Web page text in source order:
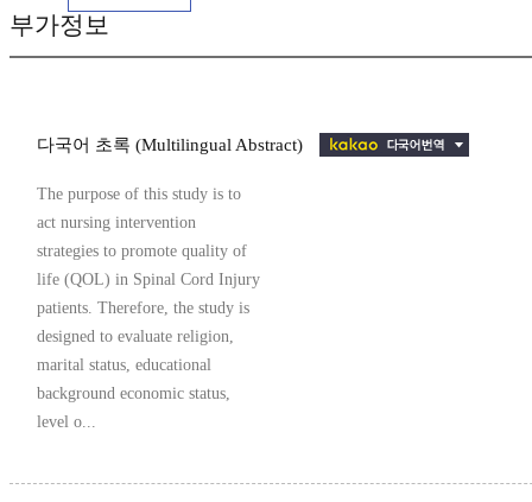
부가정보
다국어 초록 (Multilingual Abstract)
The purpose of this study is to
act nursing intervention
strategies to promote quality of
life (QOL) in Spinal Cord Injury
patients. Therefore, the study is
designed to evaluate religion,
marital status, educational
background economic status,
level o...